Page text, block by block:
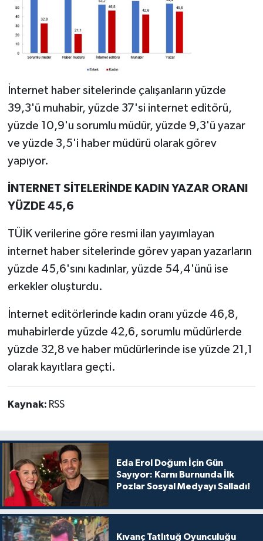
İnternet haber sitelerinde çalışanların yüzde
39,3'ü muhabir, yüzde 37'si internet editörü,
yüzde 10,9'u sorumlu müdür, yüzde 9,3'ü yazar
ve yüzde 3,5'i haber müdürü olarak görev
yapıyor.
İNTERNET SİTELERİNDE KADIN YAZAR ORANI
YÜZDE 45,6
TÜİK verilerine göre resmi ilan yayımlayan
internet haber sitelerinde görev yapan yazarların
yüzde 45,6'sını kadınlar, yüzde 54,4'ünü ise
erkekler oluşturdu.
İnternet editörlerinde kadın oranı yüzde 46,8,
muhabirlerde yüzde 42,6, sorumlu müdürlerde
yüzde 32,8 ve haber müdürlerinde ise yüzde 21,1
olarak kayıtlara geçti.
Kaynak: RSS
Eda Erol Doğum İçin Gün
Sayıyor: Karnı Burnunda İlk
Pozlar Sosyal Medyayı Salladı!
Kıvanç Tatlıtuğ Oyunculuğu